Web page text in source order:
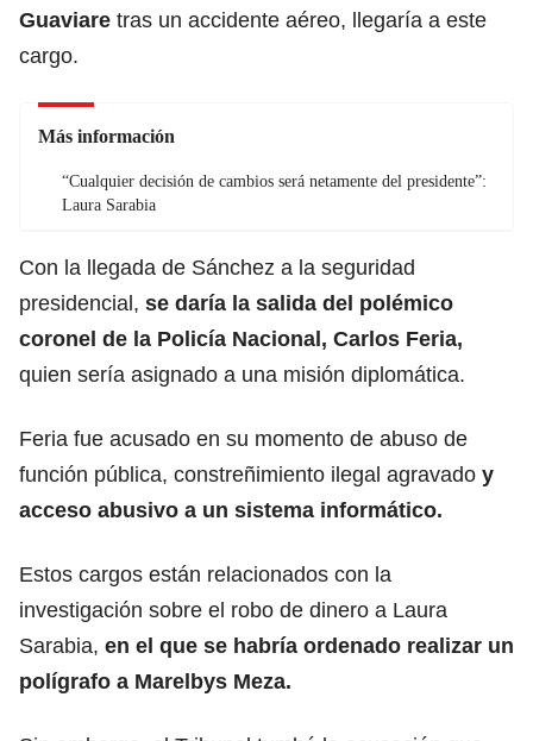
Guaviare tras un accidente aéreo, llegaría a este
cargo.
Más información
“Cualquier decisión de cambios será netamente del presidente”:
Laura Sarabia
Con la llegada de Sánchez a la seguridad
presidencial, se daría la salida del polémico
coronel de la Policía Nacional, Carlos Feria,
quien sería asignado a una misión diplomática.
Feria fue acusado en su momento de abuso de
función pública, constreñimiento ilegal agravado y
acceso abusivo a un sistema informático.
Estos cargos están relacionados con la
investigación sobre el robo de dinero a Laura
Sarabia, en el que se habría ordenado realizar un
polígrafo a Marelbys Meza.